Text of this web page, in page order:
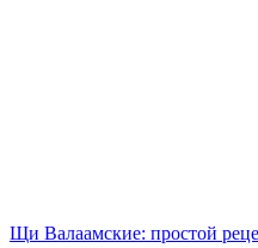
Щи Валаамские: простой